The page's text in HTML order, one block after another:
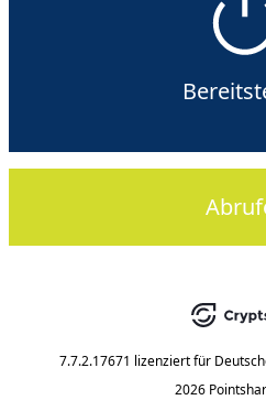
7.7.2.17671 lizenziert für
2026